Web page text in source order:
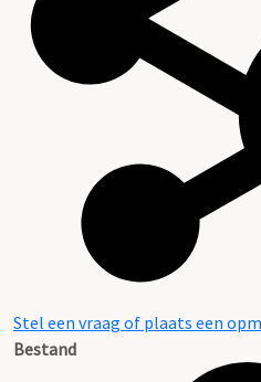
Stel een vraag of plaats een
Bestand